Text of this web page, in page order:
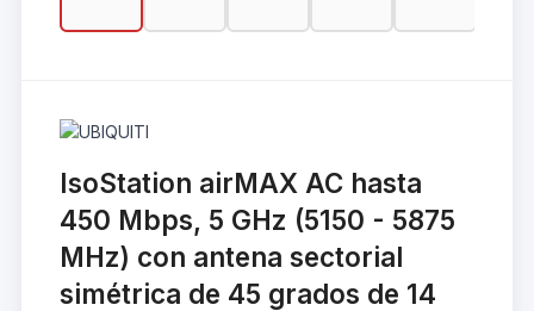
IsoStation airMAX AC hasta
450 Mbps, 5 GHz (5150 - 5875
MHz) con antena sectorial
simétrica de 45 grados de 14